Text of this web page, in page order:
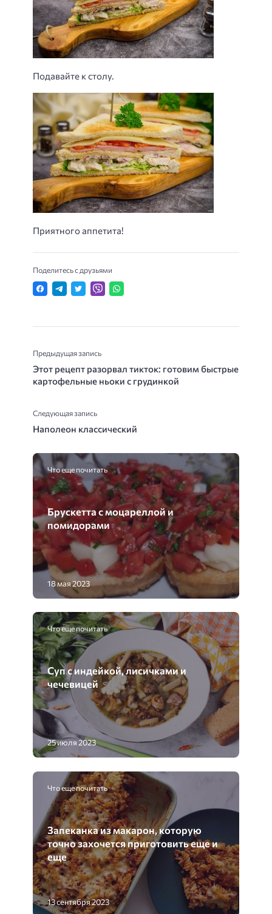
Подавайте к столу.
Приятного аппетита!
Поделитесь с друзьями
Предыдущая запись
Этот рецепт разорвал тикток: готовим быстрые
картофельные ньоки с грудинкой
Следующая запись
Наполеон классический
Что еще почитать
Брускетта с моцареллой и
помидорами
18 мая 2023
Что еще почитать
Суп с индейкой, лисичками и
чечевицей
25 июля 2023
Что еще почитать
Запеканка из макарон, которую
точно захочется приготовить еще и
еще
13 сентября 2023